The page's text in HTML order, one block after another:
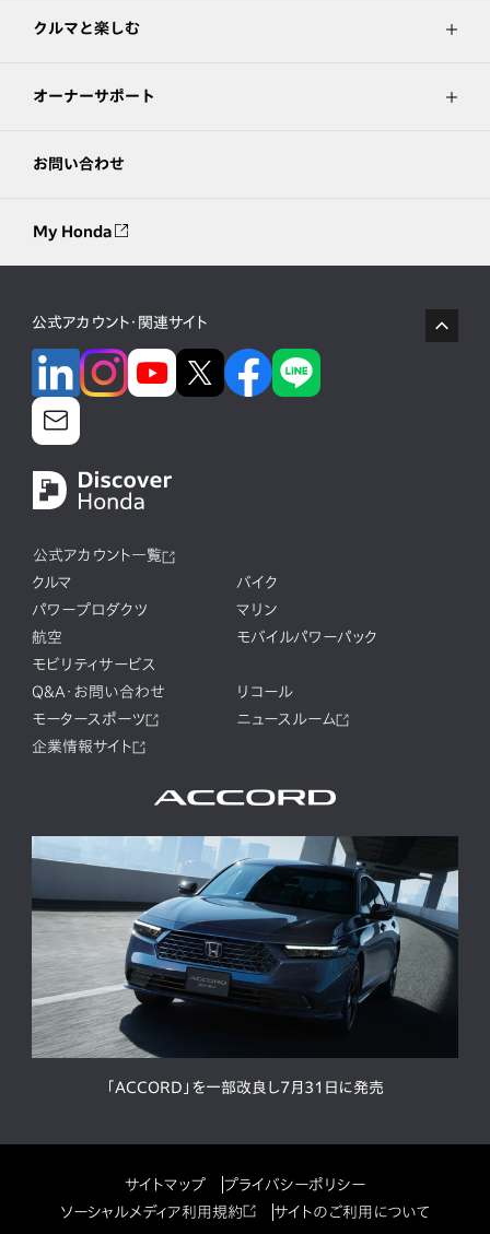
クルマと楽しむ
オーナーサポート
お問い合わせ
My Honda
公式アカウント・関連サイト
公式アカウント一覧
クルマ
バイク
パワープロダクツ
マリン
航空
モバイルパワーパック
モビリティサービス
Q&A・お問い合わせ
リコール
モータースポーツ
ニュースルーム
企業情報サイト
「ACCORD」を一部改良し7月31日に発売
サイトマップ
プライバシーポリシー
ソーシャルメディア利用規約
サイトのご利用について